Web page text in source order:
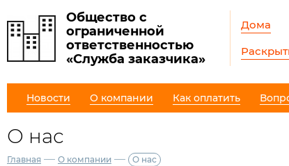
Общество с
ограниченной
ответственностью
«Служба заказчика»
Дома
Новости О компании Как оплатить
О нас
Главная — О компании — О нас